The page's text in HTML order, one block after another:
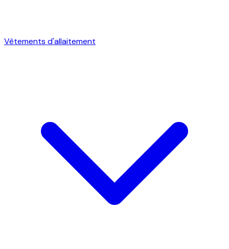
Vêtements d'allaitement